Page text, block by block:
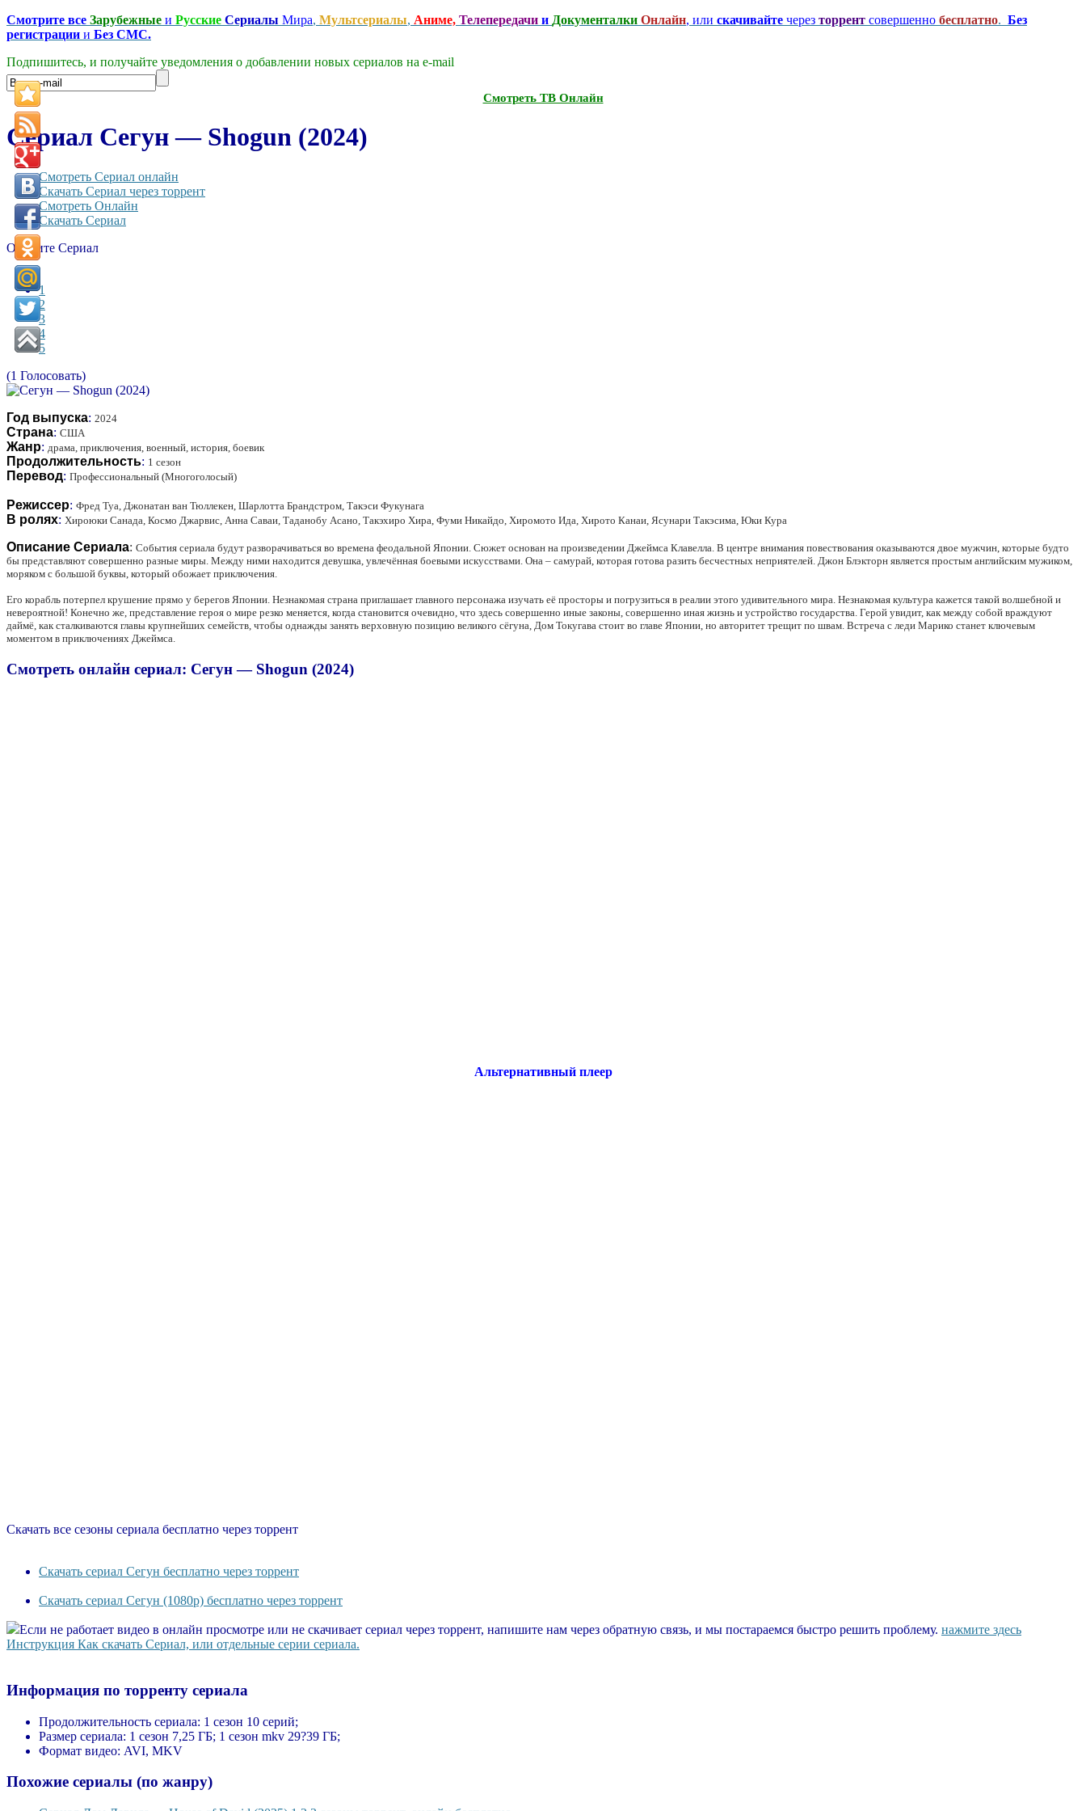
Смотрите все Зарубежные и Русские Сериалы Мира, Мультсериалы, Аниме, Телепередачи и Документалки Онлайн, или скачивайте через торрент совершенно бесплатно. Без
регистрации и Без СМС.
Подпишитесь, и получайте уведомления о добавлении новых сериалов на e-mаil
Смотреть ТВ Онлайн
Сериал Сегун — Shogun (2024)
Смотреть Сериал онлайн
Скачать Сериал через торрент
Смотреть Онлайн
Скачать Сериал
Оцените Сериал
1
2
3
4
5
(1 Голосовать)
Год выпуска: 2024
Страна: США
Жанр: драма, приключения, военный, история, боевик
Продолжительность: 1 сезон
Перевод: Профессиональный (Многоголосый)
Режиссер: Фред Туа, Джонатан ван Тюллекен, Шарлотта Брандстром, Такэси Фукунага
В ролях: Хироюки Санада, Космо Джарвис, Анна Саваи, Таданобу Асано, Такэхиро Хира, Фуми Никайдо, Хиромото Ида, Хирото Канаи, Ясунари Такэсима, Юки Кура
Описание Сериала: События сериала будут разворачиваться во времена феодальной Японии. Сюжет основан на произведении Джеймса Клавелла. В центре внимания повествования оказываются двое мужчин, которые будто
бы представляют совершенно разные миры. Между ними находится девушка, увлечённая боевыми искусствами. Она – самурай, которая готова разить бесчестных неприятелей. Джон Блэкторн является простым английским мужиком,
моряком с большой буквы, который обожает приключения.
Его корабль потерпел крушение прямо у берегов Японии. Незнакомая страна приглашает главного персонажа изучать её просторы и погрузиться в реалии этого удивительного мира. Незнакомая культура кажется такой волшебной и
невероятной! Конечно же, представление героя о мире резко меняется, когда становится очевидно, что здесь совершенно иные законы, совершенно иная жизнь и устройство государства. Герой увидит, как между собой враждуют
даймё, как сталкиваются главы крупнейших семейств, чтобы однажды занять верховную позицию великого сёгуна, Дом Токугава стоит во главе Японии, но авторитет трещит по швам. Встреча с леди Марико станет ключевым
моментом в приключениях Джеймса.
Смотреть онлайн сериал: Сегун — Shogun (2024)
Альтернативный плеер
Скачать все сезоны сериала бесплатно через торрент
Скачать сериал Сегун бесплатно через торрент
Скачать сериал Сегун (1080p) бесплатно через торрент
Если не работает видео в онлайн просмотре или не скачивает сериал через торрент, напишите нам через обратную связь, и мы постараемся быстро решить проблему. нажмите здесь
Инструкция Как скачать Сериал, или отдельные серии сериала.
Информация по торренту сериала
Продолжительность сериала: 1 сезон 10 серий;
Размер сериала: 1 сезон 7,25 ГБ; 1 сезон mkv 29?39 ГБ;
Формат видео: AVI, MKV
Похожие сериалы (по жанру)